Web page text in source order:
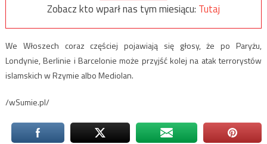
Zobacz kto wparł nas tym miesiącu: Tutaj
We Włoszech coraz częściej pojawiają się głosy, że po Paryżu,
Londynie, Berlinie i Barcelonie może przyjść kolej na atak terrorystów
islamskich w Rzymie albo Mediolan.
/wSumie.pl/